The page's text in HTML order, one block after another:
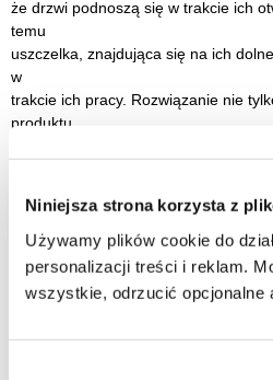
Niniejsza strona korzysta z
Używamy plików cookie do
personalizacji treści i reklam.
wszystkie, odrzucić opcjonalne
że drzwi podnoszą się w trakcie ich
temu
uszczelka, znajdująca się na ich
w
trakcie ich pracy. Rozwiązanie nie
produktu,
Zawiasy zlicowane z taflą szkła
obu kolekcji. Gładka, jednolita
utrzymanie jej w czystości. Elementy